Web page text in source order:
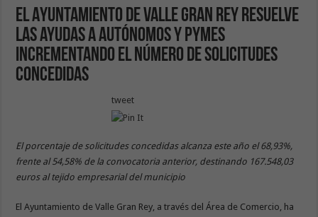
El Ayuntamiento de Valle Gran Rey resuelve
las ayudas a autónomos y PYMES
incrementando el número de solicitudes
concedidas
tweet
El porcentaje de solicitudes concedidas alcanza este año el 68,93%,
frente al 54,58% de la convocatoria anterior, destinando 167.548,03
euros al tejido empresarial del municipio
El Ayuntamiento de Valle Gran Rey, a través del Área de Comercio, ha